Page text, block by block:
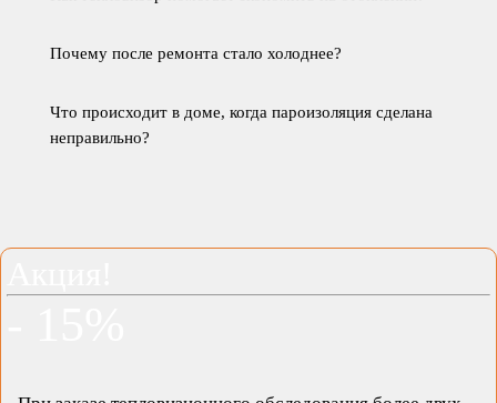
Почему после ремонта стало холоднее?
Что происходит в доме, когда пароизоляция сделана
неправильно?